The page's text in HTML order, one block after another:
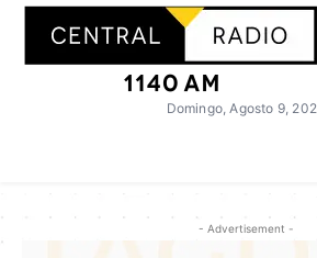
Domingo, Agosto 9,
- Advertisement -